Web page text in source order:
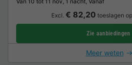
Excl. € 82,20 toeslagen
Zie aanbiedingen
Meer weten